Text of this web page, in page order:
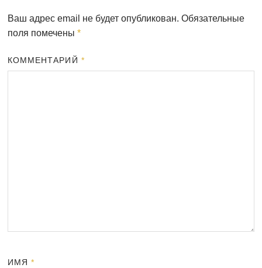
Ваш адрес email не будет опубликован. Обязательные
поля помечены *
КОММЕНТАРИЙ *
ИМЯ*